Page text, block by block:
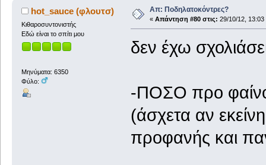
hot_sauce (φλουτσ)
Κιθαροσυντονιστής
Εδώ είναι το σπίτι μου
Μηνύματα: 6350
Φύλο:
Απ: Ποδηλατοκόντρες?
« Απάντηση #80 στις: 29/10/12, 13:03
δεν έχω
-ΠΟΣΟ προ
(άσχετα αν
προφανής και